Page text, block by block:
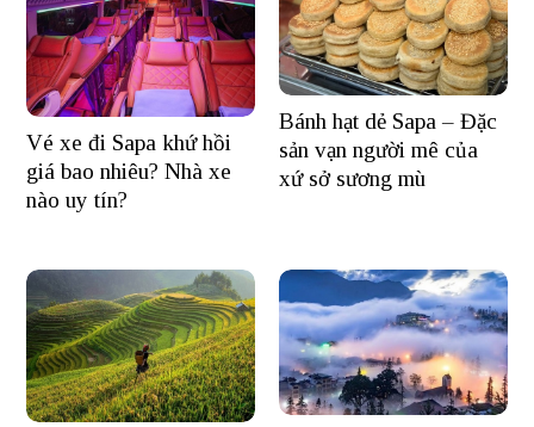
Vé xe đi Sapa khứ hồi
giá bao nhiêu? Nhà xe
nào uy tín?
Bánh hạt dẻ Sapa – Đặc
sản vạn người mê của
xứ sở sương mù